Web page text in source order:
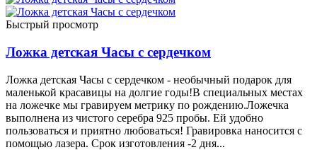
Быстрый просмотр
Ложка детская Часы с сердечком
Ложка детская Часы с сердечком - необычный подарок для
маленькой красавицы на долгие годы!В специальных местах
на ложечке мы гравируем метрику по рождению.Ложечка
выполнена из чистого серебра 925 пробы. Ей удобно
пользоваться и приятно любоваться! Гравировка наносится с
помощью лазера. Срок изготовления -2 дня...